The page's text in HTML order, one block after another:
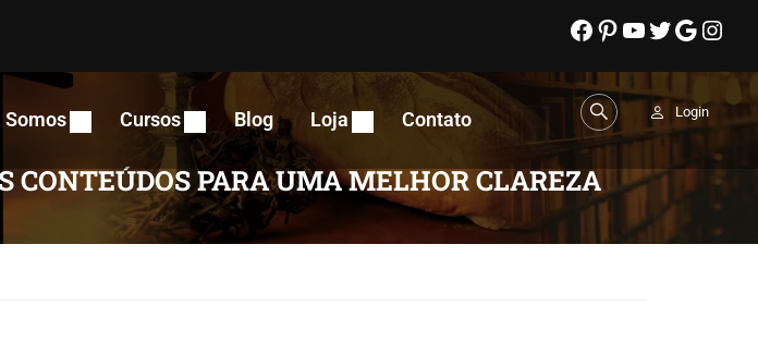
Somos Cursos Blog Loja Contato Login
CONTEÚDOS PARA UMA MELHOR CLAREZA